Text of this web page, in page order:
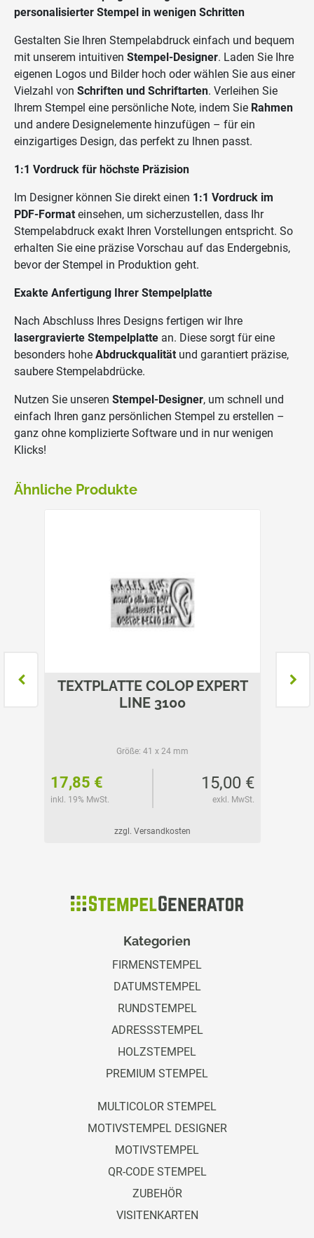
personalisierter Stempel in wenigen Schritten
Gestalten Sie Ihren Stempelabdruck einfach und bequem
mit unserem intuitiven Stempel-Designer. Laden Sie Ihre
eigenen Logos und Bilder hoch oder wählen Sie aus einer
Vielzahl von Schriften und Schriftarten. Verleihen Sie
Ihrem Stempel eine persönliche Note, indem Sie Rahmen
und andere Designelemente hinzufügen – für ein
einzigartiges Design, das perfekt zu Ihnen passt.
1:1 Vordruck für höchste Präzision
Im Designer können Sie direkt einen 1:1 Vordruck im
PDF-Format einsehen, um sicherzustellen, dass Ihr
Stempelabdruck exakt Ihren Vorstellungen entspricht. So
erhalten Sie eine präzise Vorschau auf das Endergebnis,
bevor der Stempel in Produktion geht.
Exakte Anfertigung Ihrer Stempelplatte
Nach Abschluss Ihres Designs fertigen wir Ihre
lasergravierte Stempelplatte an. Diese sorgt für eine
besonders hohe Abdruckqualität und garantiert präzise,
saubere Stempelabdrücke.
Nutzen Sie unseren Stempel-Designer, um schnell und
einfach Ihren ganz persönlichen Stempel zu erstellen –
ganz ohne komplizierte Software und in nur wenigen
Klicks!
Ähnliche Produkte
TEXTPLATTE COLOP EXPERT
LINE 3100
Größe: 41 x 24 mm
17,85 €
inkl. 19% MwSt.
15,00 €
exkl. MwSt.
zzgl. Versandkosten
Kategorien
FIRMENSTEMPEL
DATUMSTEMPEL
RUNDSTEMPEL
ADRESSSTEMPEL
HOLZSTEMPEL
PREMIUM STEMPEL
MULTICOLOR STEMPEL
MOTIVSTEMPEL DESIGNER
MOTIVSTEMPEL
QR-CODE STEMPEL
ZUBEHÖR
VISITENKARTEN